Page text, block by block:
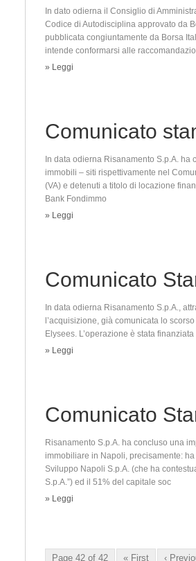
In dato odierna il Consiglio di
Codice di Autodisciplina approvato da
pubblicata congiuntamente da Borsa
intende conformarsi alle
» Leggi
Comunicato
In data odierna Risanamento S.p.A.
immobili – siti rispettivamente nel
(VA) e detenuti a titolo di locazione
Bank Fondimmo
» Leggi
Comunicato
In data odierna Risanamento S.p.A.,
l’acquisizione, già comunicata lo
Elysees. L’operazione è stata
» Leggi
Comunicato
Risanamento S.p.A. ha concluso una
immobiliare in Napoli, precisamente:
Sviluppo Napoli S.p.A. (che ha
S.p.A.”) ed il 51% del capitale soc
» Leggi
Page 42 of 42 « First ‹